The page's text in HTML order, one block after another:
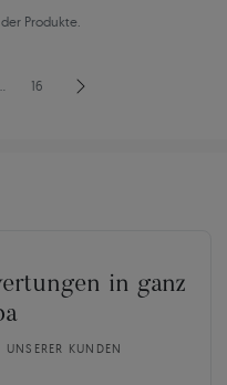
Produkte.
16
in ganz
UNSERER KUNDEN